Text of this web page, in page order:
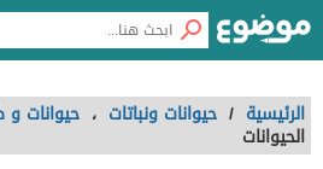
الرئيسية / حيوانات ونباتات ، حيوانات و
الحيوانات